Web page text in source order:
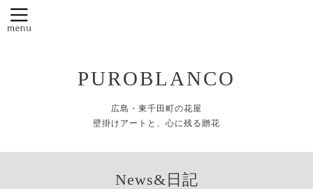
PUROBLANCO
広島・東千田町の花屋
壁掛けアートと、心に残る贈花
News&日記